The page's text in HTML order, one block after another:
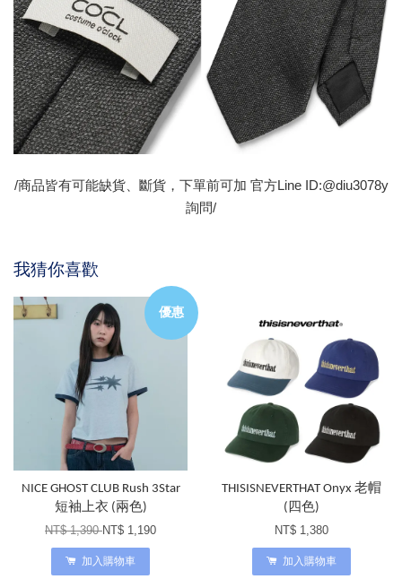
/商品皆有可能缺貨、斷貨，下單前可加 官方Line ID:@diu3078y
詢問/
我猜你喜歡
優惠
NICE GHOST CLUB Rush 3Star
短袖上衣 (兩色)
NT$ 1,390NT$ 1,190
加入購物車
THISISNEVERTHAT Onyx 老帽
(四色)
NT$ 1,380
加入購物車